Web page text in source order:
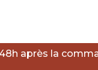
après la